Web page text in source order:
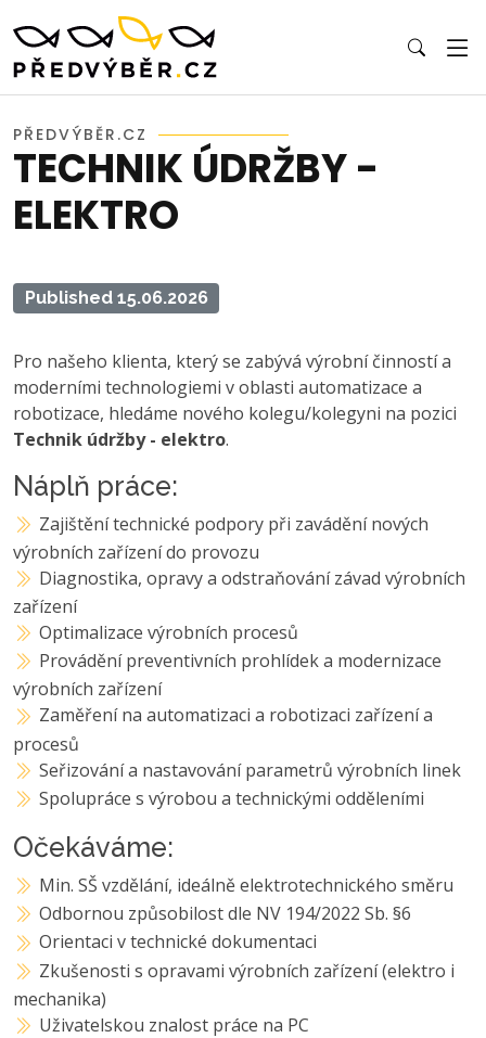
PŘEDVÝBĚR.CZ
TECHNIK ÚDRŽBY -
ELEKTRO
Published 15.06.2026
Pro našeho klienta, který se zabývá výrobní činností a
moderními technologiemi v oblasti automatizace a
robotizace, hledáme nového kolegu/kolegyni na pozici
Technik údržby - elektro.
Náplň práce:
Zajištění technické podpory při zavádění nových
výrobních zařízení do provozu
Diagnostika, opravy a odstraňování závad výrobních
zařízení
Optimalizace výrobních procesů
Provádění preventivních prohlídek a modernizace
výrobních zařízení
Zaměření na automatizaci a robotizaci zařízení a
procesů
Seřizování a nastavování parametrů výrobních linek
Spolupráce s výrobou a technickými odděleními
Očekáváme:
Min. SŠ vzdělání, ideálně elektrotechnického směru
Odbornou způsobilost dle NV 194/2022 Sb. §6
Orientaci v technické dokumentaci
Zkušenosti s opravami výrobních zařízení (elektro i
mechanika)
Uživatelskou znalost práce na PC